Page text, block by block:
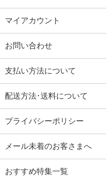
マイアカウント
お問い合わせ
支払い方法について
配送方法･送料について
プライバシーポリシー
メール未着のお客さまへ
おすすめ特集一覧